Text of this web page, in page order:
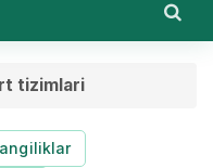
tizimlari